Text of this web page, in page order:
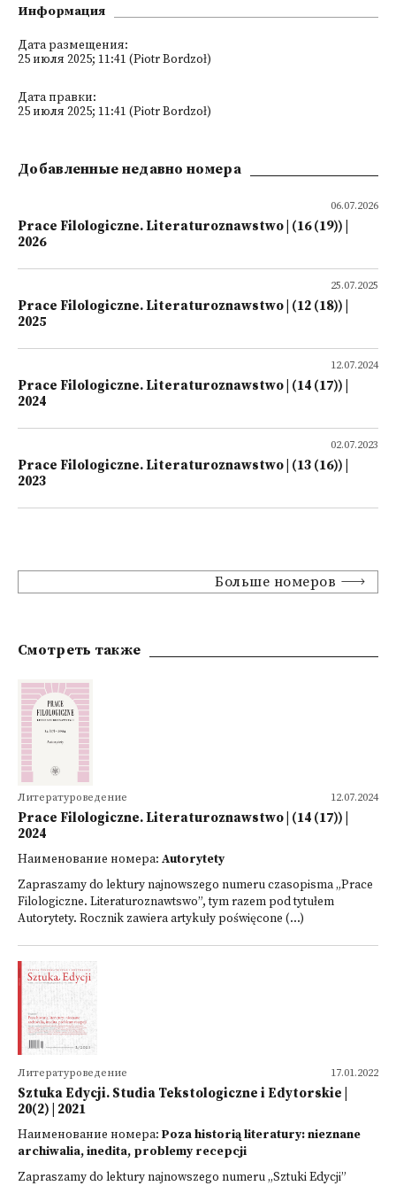
Информация
Дата размещения:
25 июля 2025; 11:41 (Piotr Bordzoł)
Дата правки:
25 июля 2025; 11:41 (Piotr Bordzoł)
Добавленные недавно номера
06.07.2026
Prace Filologiczne. Literaturoznawstwo | (16 (19)) |
2026
25.07.2025
Prace Filologiczne. Literaturoznawstwo | (12 (18)) |
2025
12.07.2024
Prace Filologiczne. Literaturoznawstwo | (14 (17)) |
2024
02.07.2023
Prace Filologiczne. Literaturoznawstwo | (13 (16)) |
2023
Больше номеров
Смотреть также
12.07.2024
Литературоведение
Prace Filologiczne. Literaturoznawstwo | (14 (17)) |
2024
Наименование номера: Autorytety
Zapraszamy do lektury najnowszego numeru czasopisma „Prace
Filologiczne. Literaturoznawtswo”, tym razem pod tytułem
Autorytety. Rocznik zawiera artykuły poświęcone (...)
17.01.2022
Литературоведение
Sztuka Edycji. Studia Tekstologiczne i Edytorskie |
20(2) | 2021
Наименование номера: Poza historią literatury: nieznane
archiwalia, inedita, problemy recepcji
Zapraszamy do lektury najnowszego numeru „Sztuki Edycji”